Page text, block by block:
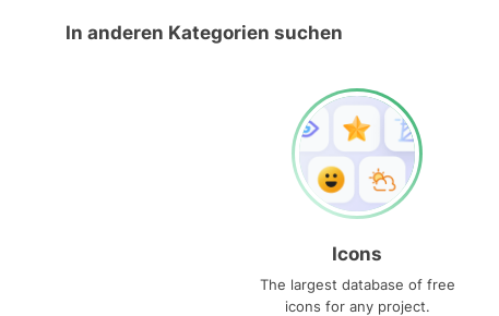
In anderen Kategorien suchen
Icons
The largest database of free
icons for any project.